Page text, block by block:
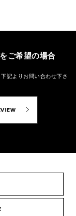
ご希望の場合
下記よりお問い合わせ下さ